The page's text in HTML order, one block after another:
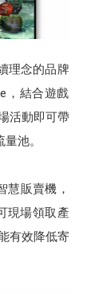
理念的品牌
，結合遊戲
活動即可帶
池。
慧販賣機，
現場領取產
有效降低寄